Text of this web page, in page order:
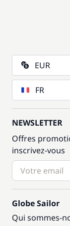
EUR
FR
NEWSLETTER
Offres
inscrivez-vous
Globe Sailor
Qui sommes-